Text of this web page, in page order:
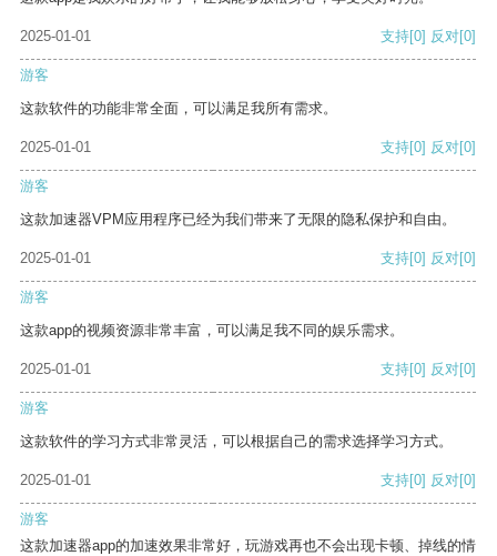
2025-01-01 支持[0] 反对[0]
游客
这款软件的功能非常全面，可以满足我所有需求。
2025-01-01 支持[0] 反对[0]
游客
这款加速器VPM应用程序已经为我们带来了无限的隐私保护和自由。
2025-01-01 支持[0] 反对[0]
游客
这款app的视频资源非常丰富，可以满足我不同的娱乐需求。
2025-01-01 支持[0] 反对[0]
游客
这款软件的学习方式非常灵活，可以根据自己的需求选择学习方式。
2025-01-01 支持[0] 反对[0]
游客
这款加速器app的加速效果非常好，玩游戏再也不会出现卡顿、掉线的情